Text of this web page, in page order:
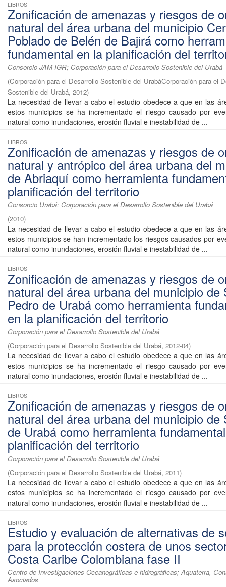
LIBROS
Zonificación de amenazas y riesgos de
natural del área urbana del municipio
Poblado de Belén de Bajirá como
fundamental en la planificación del
Consorcio JAM-IGR; Corporación para el Desarrollo Sostenible del Urabá
(Corporación para el Desarrollo Sostenible del UrabáCorporación para el
Sostenible del Urabá, 2012)
La necesidad de llevar a cabo el estudio obedece a que en las
estos municipios se ha incrementado el riesgo causado por
natural como inundaciones, erosión fluvial e inestabilidad de ...
LIBROS
Zonificación de amenazas y riesgos de
natural y antrópico del área urbana del
de Abriaquí como herramienta
planificación del territorio
Consorcio Urabá; Corporación para el Desarrollo Sostenible del Urabá
(2010)
La necesidad de llevar a cabo el estudio obedece a que en las
estos municipios se han incrementado los riesgos causados por
natural como inundaciones, erosión fluvial e inestabilidad de ...
LIBROS
Zonificación de amenazas y riesgos de
natural del área urbana del municipio de
Pedro de Urabá como herramienta
en la planificación del territorio
Corporación para el Desarrollo Sostenible del Urabá
(Corporación para el Desarrollo Sostenible del Urabá, 2012-04)
La necesidad de llevar a cabo el estudio obedece a que en las
estos municipios se ha incrementado el riesgo causado por
natural como inundaciones, erosión fluvial e inestabilidad de ...
LIBROS
Zonificación de amenazas y riesgos de
natural del área urbana del municipio de
de Urabá como herramienta
planificación del territorio
Corporación para el Desarrollo Sostenible del Urabá
(Corporación para el Desarrollo Sostenible del Urabá, 2011)
La necesidad de llevar a cabo el estudio obedece a que en las
estos municipios se ha incrementado el riesgo causado por
natural como inundaciones, erosión fluvial e inestabilidad de ...
LIBROS
Estudio y evaluación de alternativas de
para la protección costera de unos
Costa Caribe Colombiana fase II
Centro de Investigaciones Oceanográficas e hidrográficas; Aquaterra,
Asociados